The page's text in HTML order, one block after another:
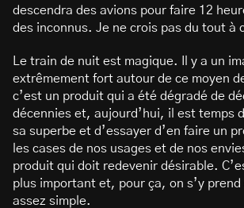
descendra des avions pour faire 12
des inconnus. Je ne crois pas du tout à
Le train de nuit est magique. Il y a un
extrêmement fort autour de ce moyen
c’est un produit qui a été dégradé de
décennies et, aujourd’hui, il est temps
sa superbe et d’essayer d’en faire un
les cases de nos usages et de nos
produit qui doit redevenir désirable.
plus important et, pour ça, on s’y prend
assez simple.